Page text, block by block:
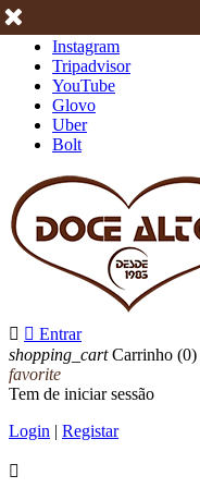
Instagram
Tripadvisor
YouTube
Glovo
Uber
Bolt
  Entrar
shopping_cart Carrinho (0)
favorite
Tem de iniciar sessão
Login | Registar
